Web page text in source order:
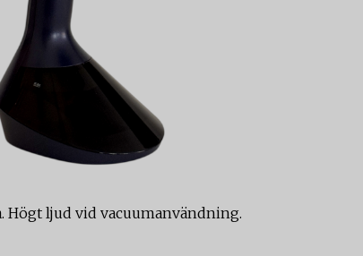
Högt ljud vid vacuumanvändning.